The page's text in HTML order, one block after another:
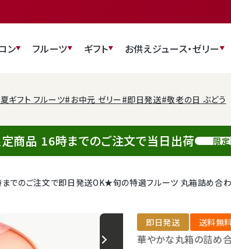
ン フルーツ ギフト お供えジュース・ゼリー
ギフト フルーツ#お中元 ゼリー#即日発送#敬老の日 ぶどう
商品 16時までのご注文で当日出荷 限
でのご注文で即日発送OK★旬の特選フルーツ 丸箱詰め合わ
即日発送 送料無
華やかな丸箱の詰め